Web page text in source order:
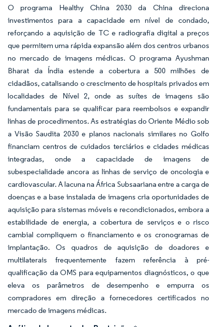
O programa Healthy China 2030 da China direciona
investimentos para a capacidade em nível de condado,
reforçando a aquisição de TC e radiografia digital a preços
que permitem uma rápida expansão além dos centros urbanos
no mercado de imagens médicas. O programa Ayushman
Bharat da Índia estende a cobertura a 500 milhões de
cidadãos, catalisando o crescimento de hospitais privados em
localidades de Nível 2, onde as suítes de imagens são
fundamentais para se qualificar para reembolsos e expandir
linhas de procedimentos. As estratégias do Oriente Médio sob
a Visão Saudita 2030 e planos nacionais similares no Golfo
financiam centros de cuidados terciários e cidades médicas
integradas, onde a capacidade de imagens de
subespecialidade ancora as linhas de serviço de oncologia e
cardiovascular. A lacuna na África Subsaariana entre a carga de
doenças e a base instalada de imagens cria oportunidades de
aquisição para sistemas móveis e recondicionados, embora a
estabilidade de energia, a cobertura de serviços e o risco
cambial compliquem o financiamento e os cronogramas de
implantação. Os quadros de aquisição de doadores e
multilaterais frequentemente fazem referência à pré-
qualificação da OMS para equipamentos diagnósticos, o que
eleva os parâmetros de desempenho e empurra os
compradores em direção a fornecedores certificados no
mercado de imagens médicas.